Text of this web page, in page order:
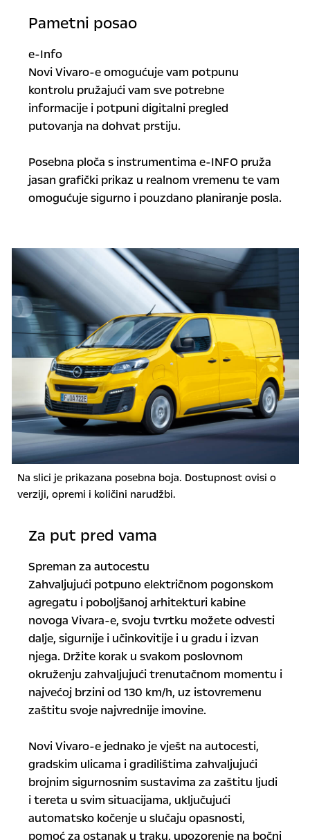
Pametni posao
e-Info
Novi Vivaro-e omogućuje vam potpunu
kontrolu pružajući vam sve potrebne
informacije i potpuni digitalni pregled
putovanja na dohvat prstiju.
Posebna ploča s instrumentima e-INFO pruža
jasan grafički prikaz u realnom vremenu te vam
omogućuje sigurno i pouzdano planiranje posla.
Na slici je prikazana posebna boja. Dostupnost ovisi o
verziji, opremi i količini narudžbi.
Za put pred vama
Spreman za autocestu
Zahvaljujući potpuno električnom pogonskom
agregatu i poboljšanoj arhitekturi kabine
novoga Vivara-e, svoju tvrtku možete odvesti
dalje, sigurnije i učinkovitije i u gradu i izvan
njega. Držite korak u svakom poslovnom
okruženju zahvaljujući trenutačnom momentu i
najvećoj brzini od 130 km/h, uz istovremenu
zaštitu svoje najvrednije imovine.
Novi Vivaro-e jednako je vješt na autocesti,
gradskim ulicama i gradilištima zahvaljujući
brojnim sigurnosnim sustavima za zaštitu ljudi
i tereta u svim situacijama, uključujući
automatsko kočenje u slučaju opasnosti,
pomoć za ostanak u traku, upozorenje na bočni